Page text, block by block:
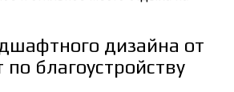
дизайна от
благоустройству